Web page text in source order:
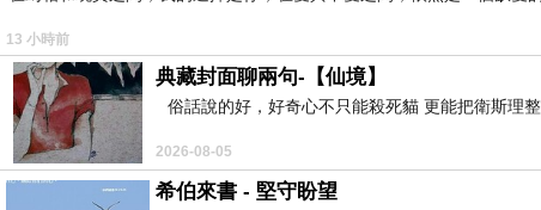
13 小時前
典藏封面聊兩句-【仙境】
俗話說的好，好奇心不只能殺死貓 更能把衛斯理
2026-08-05
希伯來書 - 堅守盼望